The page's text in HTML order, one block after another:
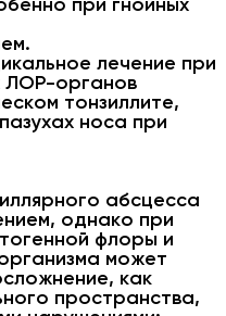
лечение при
ЛОР-органов
тонзиллите,
носа при
абсцесса
однако при
флоры и
может
как
пространства,